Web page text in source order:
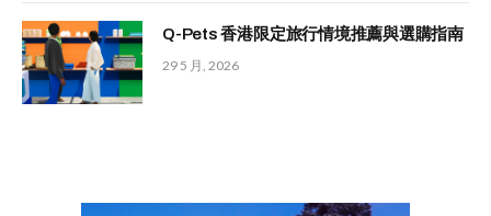
Q-Pets 香港限定旅行情境推薦與選購指南
29 5 月, 2026